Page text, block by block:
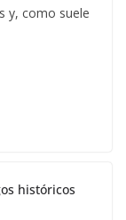
y, como suele
históricos